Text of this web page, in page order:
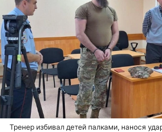
Тренер избивал детей палками, нанося